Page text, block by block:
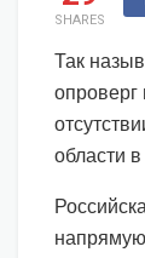
SHARES
Так
области